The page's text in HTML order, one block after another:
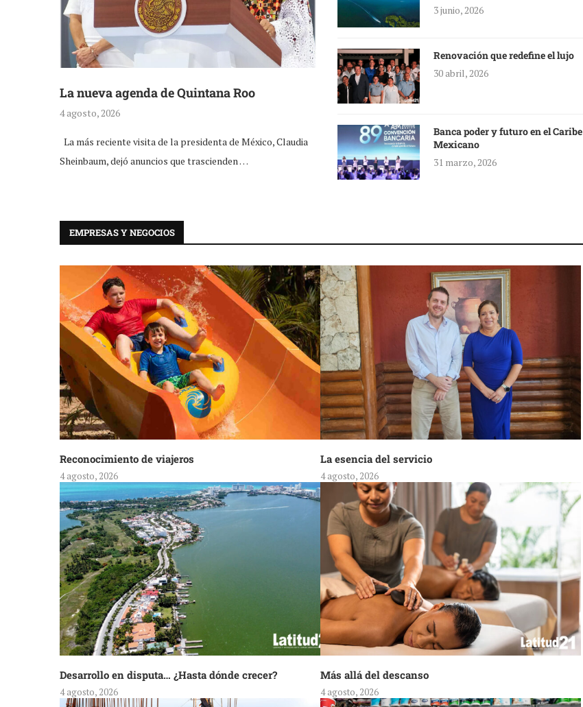
La nueva agenda de Quintana Roo
4 agosto, 2026
La más reciente visita de la presidenta de México, Claudia
Sheinbaum, dejó anuncios que trascienden …
3 junio, 2026
Renovación que redefine el lujo
30 abril, 2026
Banca poder y futuro en el Caribe
Mexicano
31 marzo, 2026
EMPRESAS Y NEGOCIOS
Reconocimiento de viajeros
4 agosto, 2026
La esencia del servicio
4 agosto, 2026
Desarrollo en disputa… ¿Hasta dónde crecer?
4 agosto, 2026
Más allá del descanso
4 agosto, 2026